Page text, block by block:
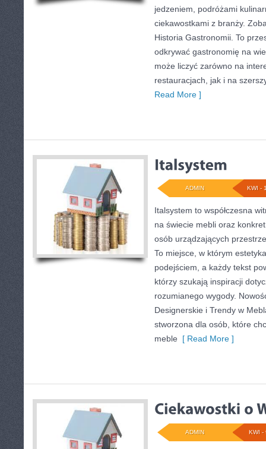
jedzeniem, podróżami
ciekawostkami z branży.
Historia Gastronomii. To
odkrywać gastronomię na
może liczyć zarówno na
restauracjach, jak i na
Read More ]
KWI -
ADMIN
Italsystem to współczesna
na świecie mebli oraz
osób urządzających
To miejsce, w którym
podejściem, a każdy tekst
którzy szukają inspiracji
rozumianego wygody.
Designerskie i Trendy w
stworzona dla osób, które
meble [ Read More ]
KWI -
ADMIN